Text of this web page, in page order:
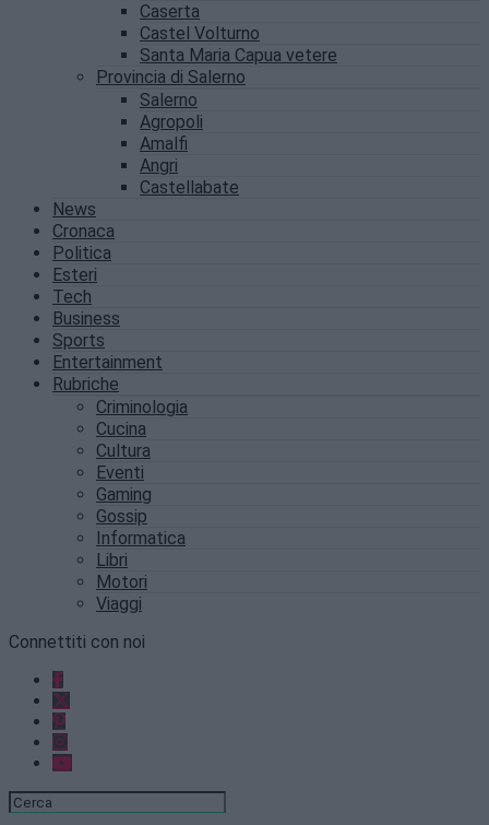
Caserta
Castel Volturno
Santa Maria Capua vetere
Provincia di Salerno
Salerno
Agropoli
Amalfi
Angri
Castellabate
News
Cronaca
Politica
Esteri
Tech
Business
Sports
Entertainment
Rubriche
Criminologia
Cucina
Cultura
Eventi
Gaming
Gossip
Informatica
Libri
Motori
Viaggi
Connettiti con noi